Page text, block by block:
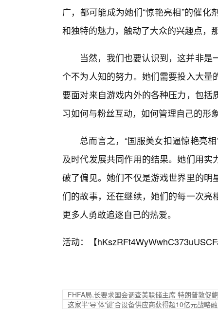
广，都可能成为她们“惊艳亮相”的催
和独特的魅力，触动了大众的兴趣点，
当然，我们也要认识到，这并非
个不为人知的努力。她们需要投入大
要面对来自游戏内外的各种压力，包
习如何与粉丝互动，如何管理自己的形
总而言之，“国服美女扣逼惊艳亮
及时代发展共同作用的结果。她们用
破了偏见。她们不仅是游戏世界里的
们的故事，还在继续，她们的每一次
更多人勇敢追逐自己的热爱。
活动：【
FHFA局,长要求国会调查美联储主席 特朗普敦促
这家半‘导’体‘键’合设备供应商获得超10亿元战略